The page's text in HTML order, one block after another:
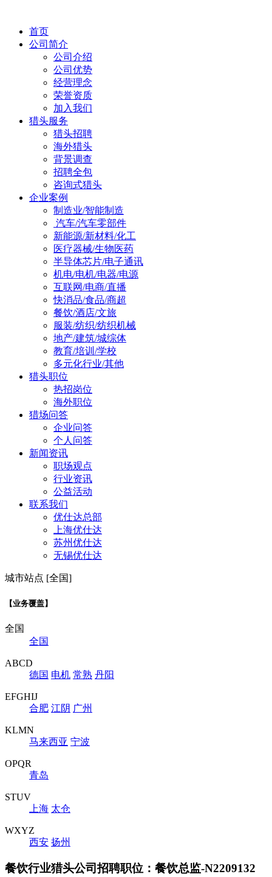
首页
公司简介
公司介绍
公司优势
经营理念
荣誉资质
加入我们
猎头服务
猎头招聘
海外猎头
背景调查
招聘全包
咨询式猎头
企业案例
制造业/智能制造
汽车/汽车零部件
新能源/新材料/化工
医疗器械/生物医药
半导体芯片/电子通讯
机电/电机/电器/电源
互联网/电商/直播
快消品/食品/商超
餐饮/酒店/文旅
服装/纺织/纺织机械
地产/建筑/城综体
教育/培训/学校
多元化行业/其他
猎头职位
热招岗位
海外职位
猎场问答
企业问答
个人问答
新闻资讯
职场观点
行业资讯
公益活动
联系我们
优仕达总部
上海优仕达
苏州优仕达
无锡优仕达
城市站点 [全国]
【业务覆盖】
全国
全国
ABCD
德国 电机 常熟 丹阳
EFGHIJ
合肥 江阴 广州
KLMN
马来西亚 宁波
OPQR
青岛
STUV
上海 太仓
WXYZ
西安 扬州
餐饮行业猎头公司招聘职位：餐饮总监-N2209132